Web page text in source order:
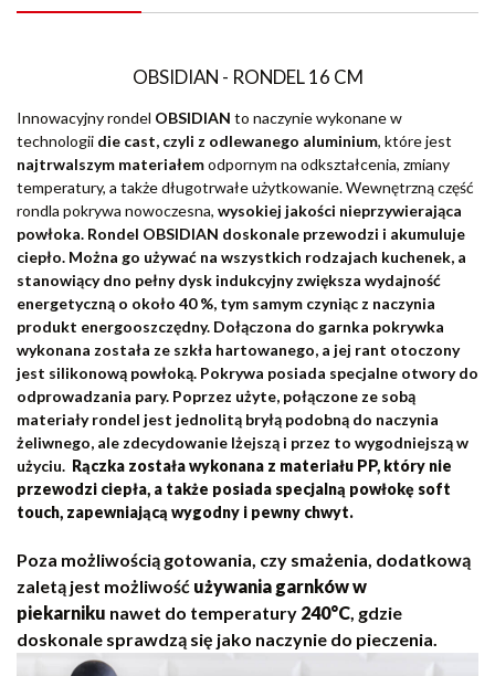
OBSIDIAN - RONDEL 16 CM
Innowacyjny rondel OBSIDIAN to naczynie wykonane w
technologii die cast, czyli z odlewanego aluminium, które jest
najtrwalszym materiałemodpornym na odkształcenia, zmiany
temperatury, a także długotrwałe użytkowanie. Wewnętrzną część
rondla pokrywa nowoczesna, wysokiej jakości nieprzywierająca
powłoka. Rondel OBSIDIAN doskonale przewodzi i akumuluje
ciepło. Można go używać na wszystkich rodzajach kuchenek, a
stanowiący dno pełny dysk indukcyjny zwiększa wydajność
energetyczną o około 40 %, tym samym czyniąc z naczynia
produkt energooszczędny. Dołączona do garnka pokrywka
wykonana została ze szkła hartowanego, a jej rant otoczony
jest silikonową powłoką. Pokrywa posiada specjalne otwory do
odprowadzania pary. Poprzez użyte, połączone ze sobą
materiały rondel jest jednolitą bryłą podobną do naczynia
żeliwnego, ale zdecydowanie lżejszą i przez to wygodniejszą w
użyciu. Rączka została wykonana z materiału PP, który nie
przewodzi ciepła, a także posiada specjalną powłokę soft
touch, zapewniającą wygodny i pewny chwyt.
Poza możliwością gotowania, czy smażenia, dodatkową
zaletą jest możliwość używania garnków w
piekarniku nawet do temperatury 240°C, gdzie
doskonale sprawdzą się jako naczynie do pieczenia.